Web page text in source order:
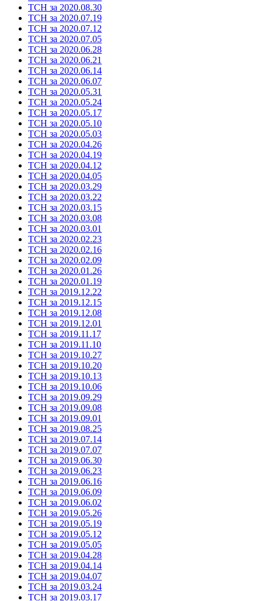
ТСН за 2020.08.30
ТСН за 2020.07.19
ТСН за 2020.07.12
ТСН за 2020.07.05
ТСН за 2020.06.28
ТСН за 2020.06.21
ТСН за 2020.06.14
ТСН за 2020.06.07
ТСН за 2020.05.31
ТСН за 2020.05.24
ТСН за 2020.05.17
ТСН за 2020.05.10
ТСН за 2020.05.03
ТСН за 2020.04.26
ТСН за 2020.04.19
ТСН за 2020.04.12
ТСН за 2020.04.05
ТСН за 2020.03.29
ТСН за 2020.03.22
ТСН за 2020.03.15
ТСН за 2020.03.08
ТСН за 2020.03.01
ТСН за 2020.02.23
ТСН за 2020.02.16
ТСН за 2020.02.09
ТСН за 2020.01.26
ТСН за 2020.01.19
ТСН за 2019.12.22
ТСН за 2019.12.15
ТСН за 2019.12.08
ТСН за 2019.12.01
ТСН за 2019.11.17
ТСН за 2019.11.10
ТСН за 2019.10.27
ТСН за 2019.10.20
ТСН за 2019.10.13
ТСН за 2019.10.06
ТСН за 2019.09.29
ТСН за 2019.09.08
ТСН за 2019.09.01
ТСН за 2019.08.25
ТСН за 2019.07.14
ТСН за 2019.07.07
ТСН за 2019.06.30
ТСН за 2019.06.23
ТСН за 2019.06.16
ТСН за 2019.06.09
ТСН за 2019.06.02
ТСН за 2019.05.26
ТСН за 2019.05.19
ТСН за 2019.05.12
ТСН за 2019.05.05
ТСН за 2019.04.28
ТСН за 2019.04.14
ТСН за 2019.04.07
ТСН за 2019.03.24
ТСН за 2019.03.17